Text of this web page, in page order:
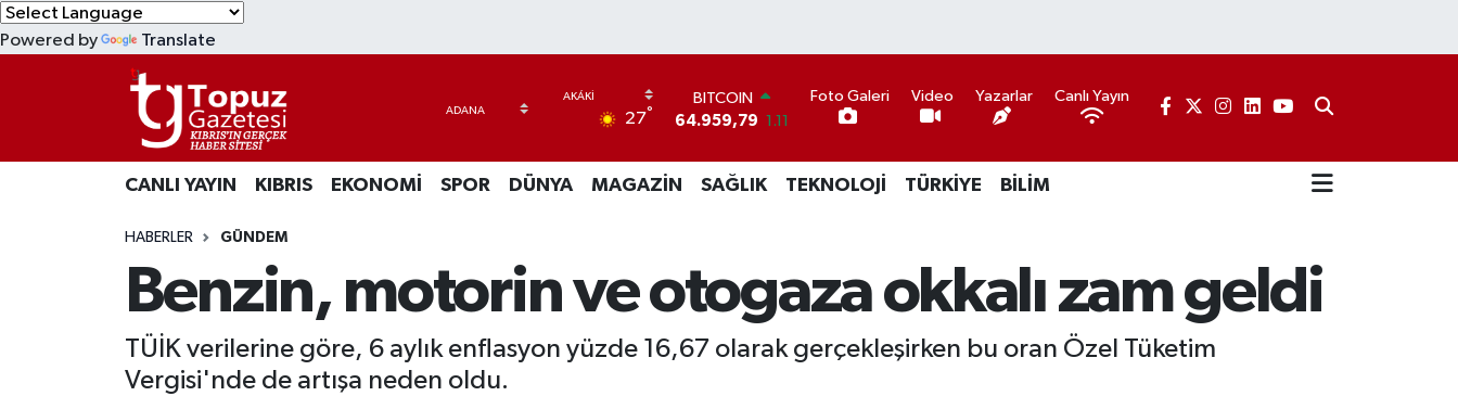
Powered by Translate
27°
BITCOIN
64.959,79 1.11
47,7436 0.18
EURO
GRAM ALTIN
6660.55 0.03
BİST100
13.779 -14
Foto Galeri Video Yazarlar Canlı Yayın
CANLI YAYIN KIBRIS EKONOMİ SPOR DÜNYA MAGAZİN SAĞLIK TEKNOLOJİ TÜRKİYE BİLİM
HABERLER GÜNDEM
Benzin, motorin ve otogaza okkalı zam geldi
TÜİK verilerine göre, 6 aylık enflasyon yüzde 16,67 olarak gerçekleşirken bu oran Özel Tüketim
Vergisi'nde de artışa neden oldu.
EKONOMİ
MAGAZİN
Lefkoşa Nöbetçi Eczaneler
Lefkoşa Hava Durumu
Lefkoşa Trafik Yoğunluk Haritası
Süper Lig Puan Durumu ve Fikstür
Tüm Manşetler
Son Dakika Haberleri